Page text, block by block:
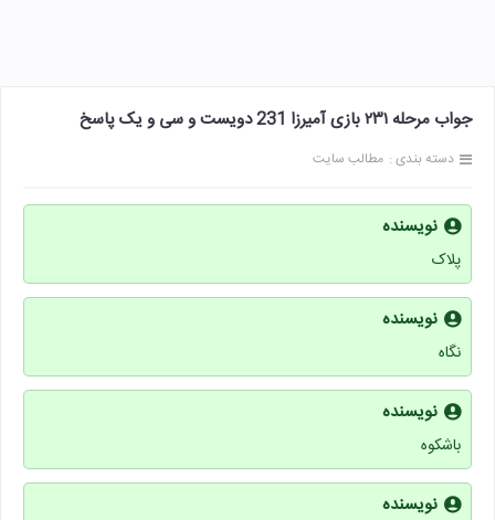
جواب مرحله ۲۳۱ بازی آمیرزا 231 دویست و سی و یک پاسخ
دسته بندی : مطالب سایت
نویسنده
پلاک
نویسنده
نگاه
نویسنده
باشکوه
نویسنده